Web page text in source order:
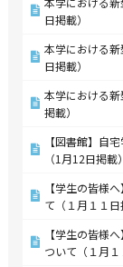
日掲載）
本学における
日掲載）
本学における
掲載）
【図書館】自
（1月12日掲載）
【学生の皆様
て（１月１１日
【学生の皆様
ついて（１月１